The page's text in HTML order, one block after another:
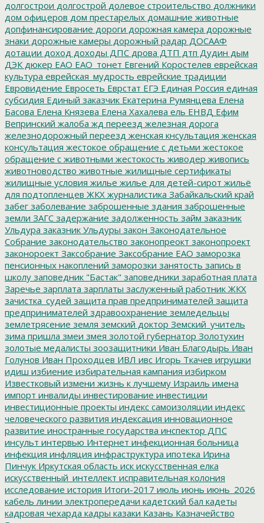
долгострои долгострой долевое строительство должники
дом офицеров дом престарелых домашние животные
допфинансирование дороги дорожная камера дорожные
знаки дорожные камеры дорожный радар ДОСААФ
дотации доход доходы ДПС дрова ДТП дтп Дудин дым
ДЭК дюкер ЕАО ЕАО_тонет Евгений Коростелев еврейская
культура еврейская_мудрость еврейские традиции
Евровидение Евросеть Еврстат ЕГЭ Единая Россия единая
субсидия Единый заказчик Екатерина Румянцева Елена
Басова Елена Князева Елена Хахалева ель ЕНВД Ефим
Вепринский жалоба жд переезд железная дорога
железнодорожный переезд женская кнсультация женская
консультация жестокое обращение с детьми жестокое
обращение с животными жестокость живодер живопись
животноводство животные жилищные сертификаты
жилищные условия жилье жилье для детей-сирот жильё
для подтопленцев ЖКХ журналистика Забайкальский край
забег заболевание заброшенные здания заброшенные
земли ЗАГС задержание задолженность займ заказник
Ульдура заказник Ульдуры закон Законодательное
Собрание законодательство законопреокт законопроект
законороект Заксобрание Заксобрание ЕАО заморозка
пенсионных накоплений заморозки занятость запись в
школу заповедник "Бастак" заповедники заработная плата
Заречье зарплата зарплаты заслуженный работник ЖКХ
зачистка_судей защита прав предпринимателей защита
предпринимателей здравоохранение земледельцы
землетрясение земля земский доктор Земский_учитель
зима пришла змеи змея золотой губернатор Золотухин
золотые медалисты зоозащитники Иван Благодырь Иван
Голунов Иван Проходцев ИВЛ ивс Игорь Ткачев игрушки
идиш избиение избирательная кампания избирком
Известковый измени жизнь к лучшему Израиль имена
импорт инвалиды инвестирование инвестиции
инвестиционные проекты индекс самоизоляции индекс
человеческого развития индексация инновационное
развитие иностранные государства инспектор ДПС
инсульт интервью Интернет инфекционная больница
инфекция инфляция инфраструктура ипотека Ирина
Пинчук Иркутская область иск искусственная елка
искусственный_интеллект исправительная колония
исследование история Итоги-2017 июль июнь июнь_2026
кабель линии электропередачи кадетский бал кадеты
кадровая чехарда кадры казаки Казань Казначейство